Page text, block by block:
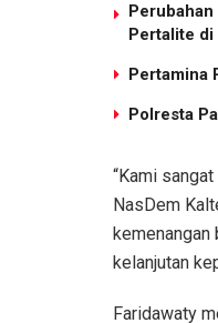
Pertalite di
Pertamina
Polresta
“Kami
NasDem
kelanjutan
Faridawaty